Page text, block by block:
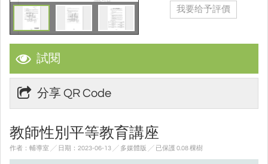
試閱
分享 QR Code
教師性別平等教育講座
作者：輔導室 ╱ 日期：2023-06-13 ╱ 多媒體版 ╱ 已保護 0.08 棵樹
我要给予評價